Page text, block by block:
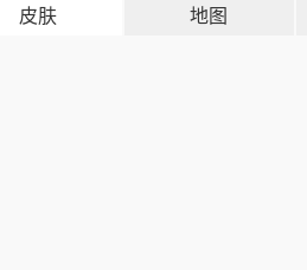
皮肤 地图